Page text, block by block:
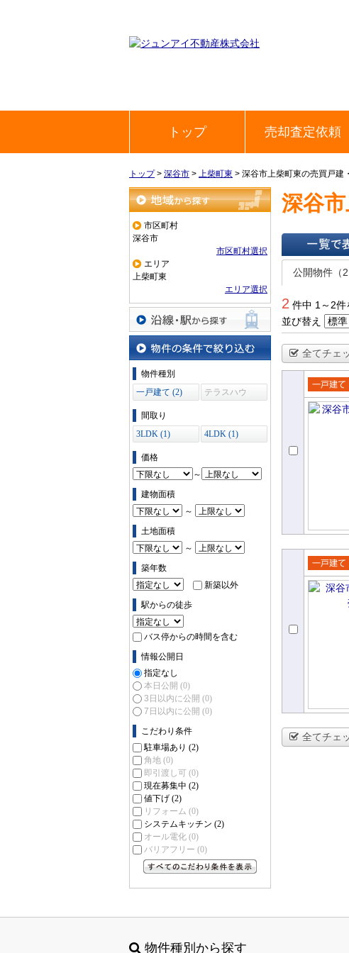
トップ 売却査定依頼
トップ> 深谷市 > 上柴町東 > 深谷市上柴町東の売買戸建
地域から探す
市区町村
深谷市
市区町村選択
エリア
上柴町東
エリア選択
沿線・駅から探す
物件の条件で絞り込む
物件種別
一戸建て (2)
テラスハウ
間取り
3LDK (1)
4LDK (1)
価格
～
建物面積
～
土地面積
～
築年数
新築以外
駅からの徒歩
バス停からの時間を含む
情報公開日
指定なし
本日公開 (0)
3日以内に公開 (0)
7日以内に公開 (0)
こだわり条件
駐車場あり (2)
角地 (0)
即引渡し可 (0)
現在募集中 (2)
値下げ (2)
リフォーム (0)
システムキッチン (2)
オール電化 (0)
バリアフリー (0)
深谷
一覧で表示
公開物件（2
2 件中 1～2件
並び替え
全てチェ
売一戸建
て
売一戸建
て
全てチェ
物件種別から探す